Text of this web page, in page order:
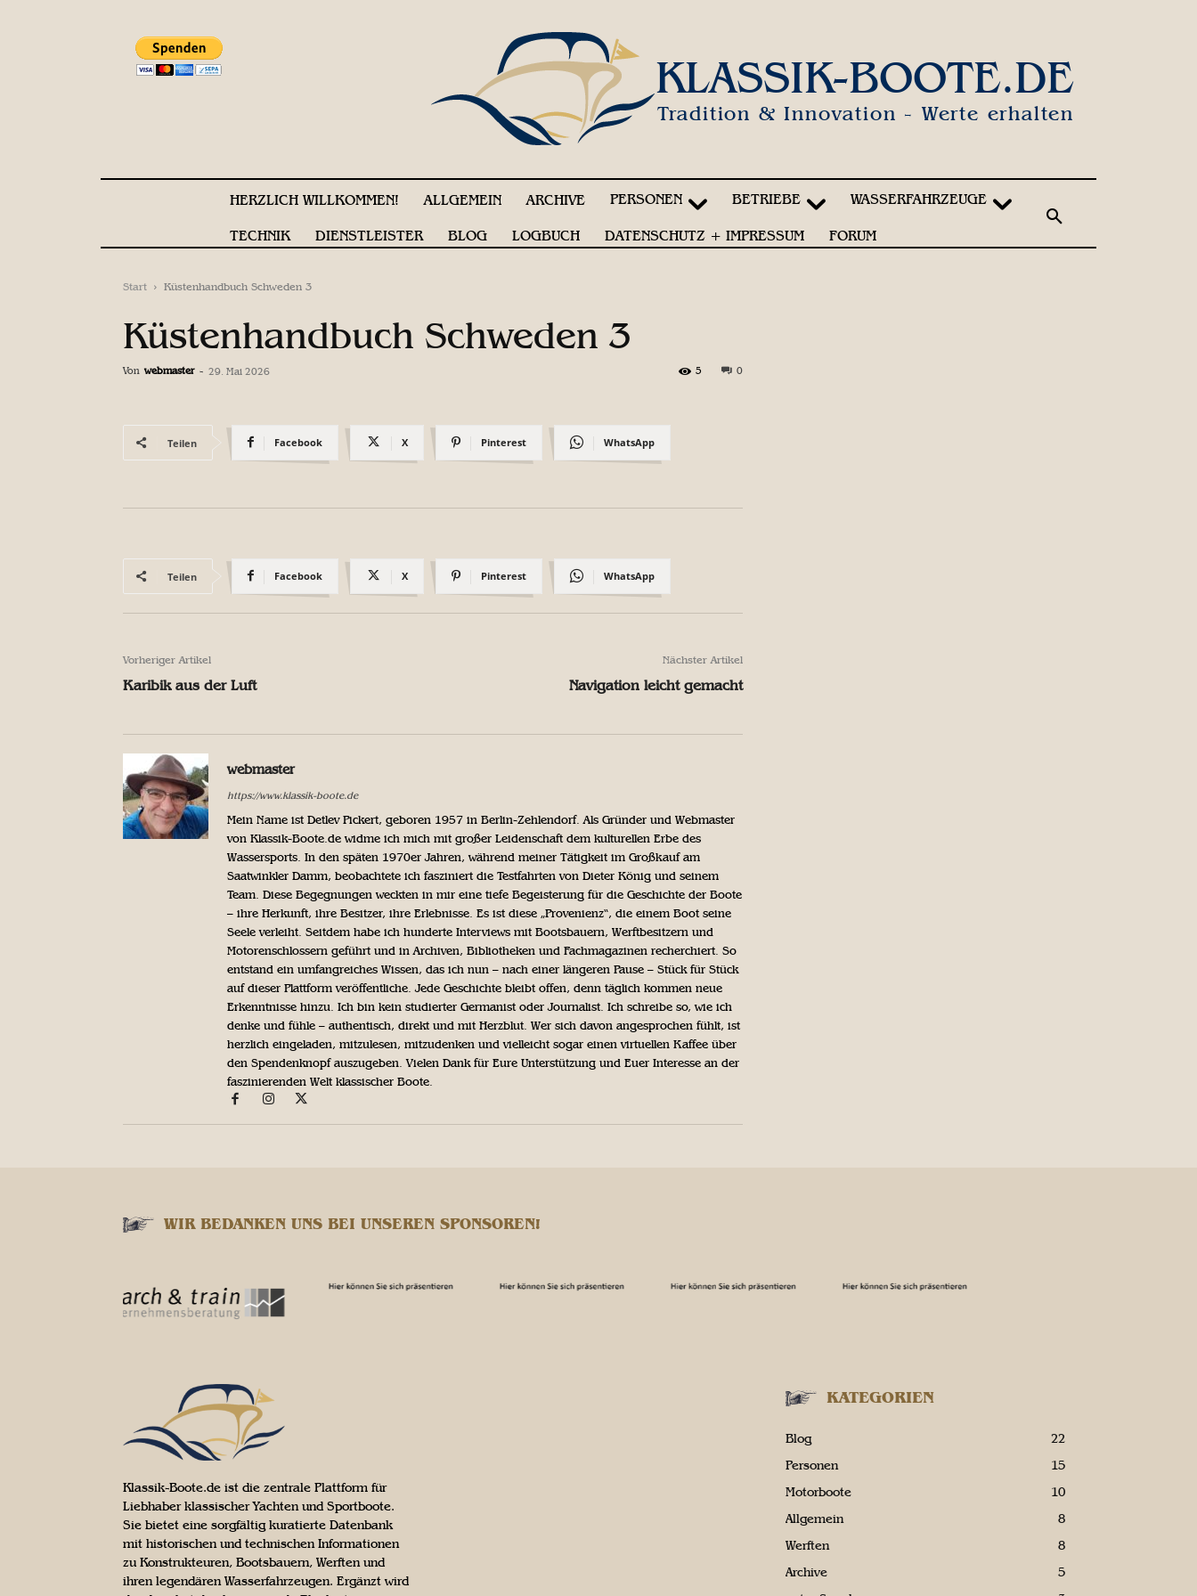
KLASSIK-BOOTE.DE
Tradition & Innovation - Werte erhalten
HERZLICH WILLKOMMEN! ALLGEMEIN ARCHIVE PERSONEN BETRIEBE WASSERFAHRZEUGE
TECHNIK DIENSTLEISTER BLOG LOGBUCH DATENSCHUTZ + IMPRESSUM FORUM
Start Küstenhandbuch Schweden 3
Küstenhandbuch Schweden 3
Von webmaster - 29. Mai 2026 0
5
Teilen Facebook X Pinterest WhatsApp
Teilen Facebook X Pinterest WhatsApp
Vorheriger Artikel
Karibik aus der Luft
Nächster Artikel
Navigation leicht gemacht
webmaster
https://www.klassik-boote.de
Mein Name ist Detlev Pickert, geboren 1957 in Berlin-Zehlendorf. Als Gründer und Webmaster
von Klassik-Boote.de widme ich mich mit großer Leidenschaft dem kulturellen Erbe des
Wassersports. In den späten 1970er Jahren, während meiner Tätigkeit im Großkauf am
Saatwinkler Damm, beobachtete ich fasziniert die Testfahrten von Dieter König und seinem
Team. Diese Begegnungen weckten in mir eine tiefe Begeisterung für die Geschichte der Boote
– ihre Herkunft, ihre Besitzer, ihre Erlebnisse. Es ist diese „Provenienz“, die einem Boot seine
Seele verleiht. Seitdem habe ich hunderte Interviews mit Bootsbauern, Werftbesitzern und
Motorenschlossern geführt und in Archiven, Bibliotheken und Fachmagazinen recherchiert. So
entstand ein umfangreiches Wissen, das ich nun – nach einer längeren Pause – Stück für Stück
auf dieser Plattform veröffentliche. Jede Geschichte bleibt offen, denn täglich kommen neue
Erkenntnisse hinzu. Ich bin kein studierter Germanist oder Journalist. Ich schreibe so, wie ich
denke und fühle – authentisch, direkt und mit Herzblut. Wer sich davon angesprochen fühlt, ist
herzlich eingeladen, mitzulesen, mitzudenken und vielleicht sogar einen virtuellen Kaffee über
den Spendenknopf auszugeben. Vielen Dank für Eure Unterstützung und Euer Interesse an der
faszinierenden Welt klassischer Boote.
WIR BEDANKEN UNS BEI UNSEREN SPONSOREN!
Klassik-Boote.de ist die zentrale Plattform für
Liebhaber klassischer Yachten und Sportboote.
Sie bietet eine sorgfältig kuratierte Datenbank
mit historischen und technischen Informationen
zu Konstrukteuren, Bootsbauern, Werften und
ihren legendären Wasserfahrzeugen. Ergänzt wird
KATEGORIEN
Blog
22
Personen
15
Motorboote
10
Allgemein
8
Werften
8
Archive
5